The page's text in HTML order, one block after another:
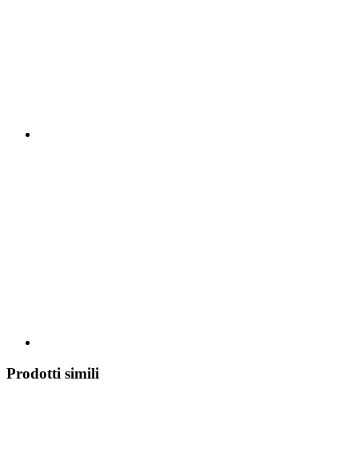
Prodotti simili